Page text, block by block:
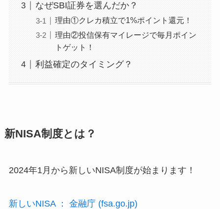
なぜSBI証券を選んだか？
理由①クレカ積立で1%ポイント還元！
理由②投信保有マイレージで毎月ポイン
トゲット！
利益確定のタイミング？
新NISA制度とは？
2024年1月から新しいNISA制度が始まります！
新しいNISA ： 金融庁 (fsa.go.jp)